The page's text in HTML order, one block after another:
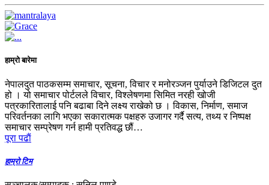
हाम्रो बारेमा
नेपालदुत पाठकसम्म समाचार, सूचना, विचार र मनोरञ्जन पुर्याउने डिजिटल दुत
हो । यो समाचार पोर्टलले विचार, विश्लेषणमा सिमित नरही खोजी
पत्रकारितालाई पनि बढाबा दिने लक्ष्य राखेको छ । विकास, निर्माण, समाज
परिवर्तनका लागि भएका सकारात्मक पक्षहरु उजागर गर्दै सत्य, तथ्य र निष्पक्ष
समाचार सम्प्रेषण गर्न हामी प्रतिवद्ध छौं…
पूरा पढाैं
हाम्रो टिम